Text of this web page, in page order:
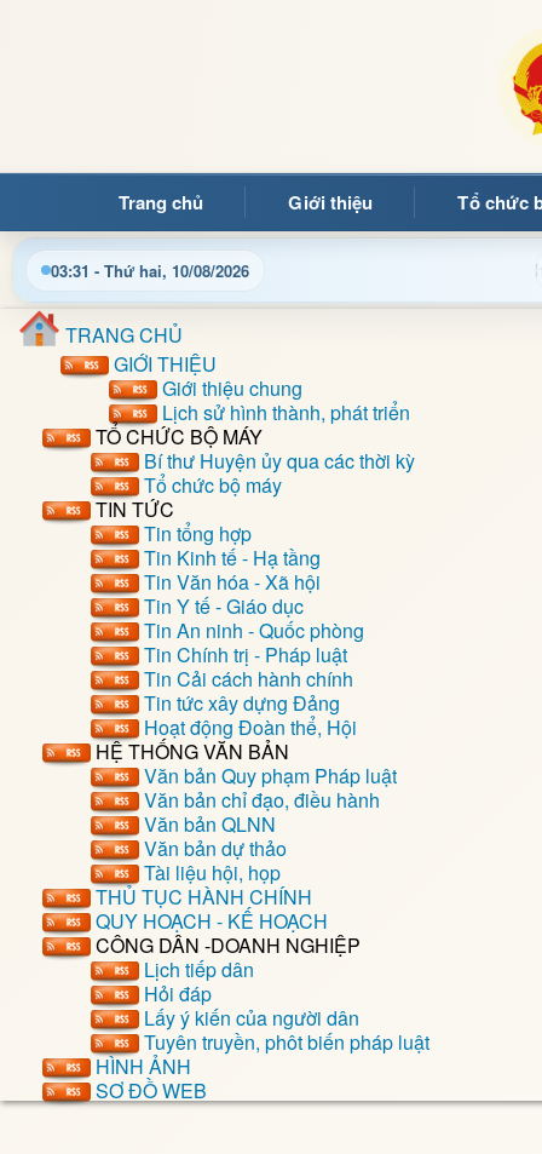
Trang chủ Giới thiệu Tổ chức
03:31 - Thứ hai, 10/08/2026
Cập nhật thông tin điều hành, thủ tục hành chính
TRANG CHỦ
GIỚI THIỆU
Giới thiệu chung
Lịch sử hình thành, phát triển
TỔ CHỨC BỘ MÁY
Bí thư Huyện ủy qua các thời kỳ
Tổ chức bộ máy
TIN TỨC
Tin tổng hợp
Tin Kinh tế - Hạ tầng
Tin Văn hóa - Xã hội
Tin Y tế - Giáo dục
Tin An ninh - Quốc phòng
Tin Chính trị - Pháp luật
Tin Cải cách hành chính
Tin tức xây dựng Đảng
Hoạt động Đoàn thể, Hội
HỆ THỐNG VĂN BẢN
Văn bản Quy phạm Pháp luật
Văn bản chỉ đạo, điều hành
Văn bản QLNN
Văn bản dự thảo
Tài liệu hội, họp
THỦ TỤC HÀNH CHÍNH
QUY HOẠCH - KẾ HOẠCH
CÔNG DÂN -DOANH NGHIỆP
Lịch tiếp dân
Hỏi đáp
Lấy ý kiến của người dân
Tuyên truyền, phôt biến pháp luật
HÌNH ẢNH
SƠ ĐỒ WEB